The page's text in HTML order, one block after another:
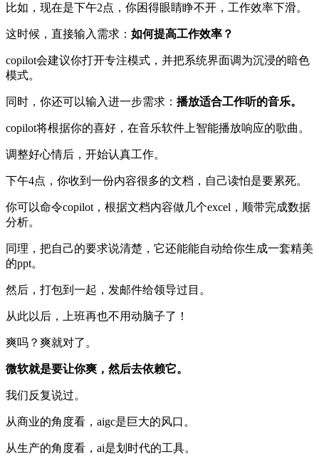
比如，现在是下午2点，你困得眼睛睁不开，工作效率下滑。
这时候，直接输入需求： 如何提高工作效率？
copilot会建议你打开专注模式，并把系统界面调为沉浸的暗色
模式。
同时，你还可以输入进一步需求： 播放适合工作听的音乐。
copilot将根据你的喜好，在音乐软件上智能播放响应的歌曲。
调整好心情后，开始认真工作。
下午4点，你收到一份内容很多的文档，自己读怕是要累死。
你可以命令copilot，根据文档内容做几个excel，顺带完成数据
分析。
同理，把自己的要求说清楚，它还能能自动给你生成一套精美
的ppt。
然后，打包到一起，发邮件给领导过目。
从此以后，上班再也不用动脑子了！
爽吗？爽就对了。
微软就是要让你爽，然后去依赖它。
我们反复说过。
从商业的角度看，aigc是巨大的风口。
从生产的角度看，ai是划时代的工具。